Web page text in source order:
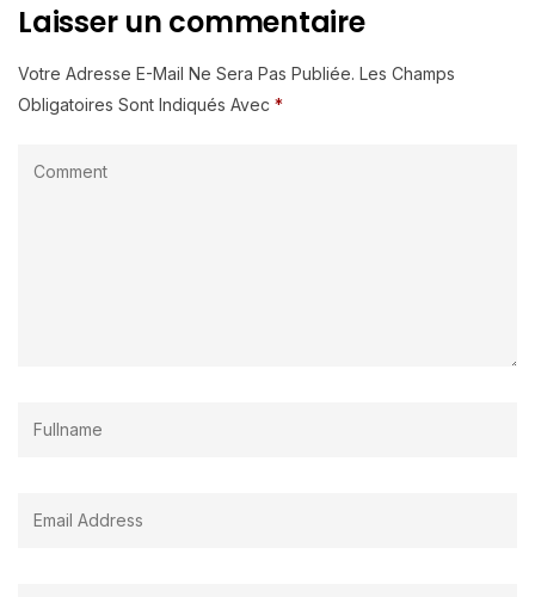
Laisser un commentaire
Votre Adresse E-Mail Ne Sera Pas Publiée. Les Champs
Obligatoires Sont Indiqués Avec *